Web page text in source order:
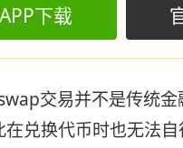
APP下载
交易并不是传统
在兑换代币时也无法